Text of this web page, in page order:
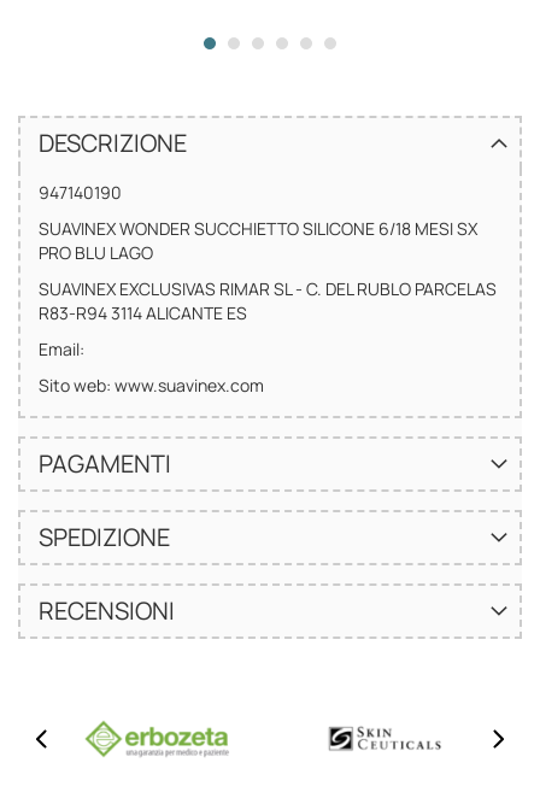
DESCRIZIONE
947140190
SUAVINEX WONDER SUCCHIETTO SILICONE 6/18 MESI SX
PRO BLU LAGO
SUAVINEX EXCLUSIVAS RIMAR SL - C. DEL RUBLO PARCELAS
R83-R94 3114 ALICANTE ES
Email:
Sito web: www.suavinex.com
PAGAMENTI
SPEDIZIONE
RECENSIONI